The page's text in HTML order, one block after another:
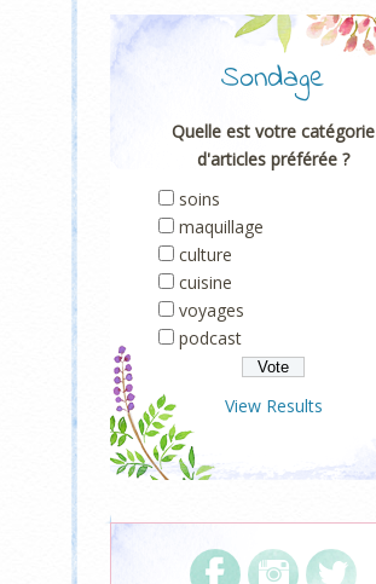
Sondage
Quelle est votre catégorie
d'articles préférée ?
soins
maquillage
culture
cuisine
voyages
podcast
View Results